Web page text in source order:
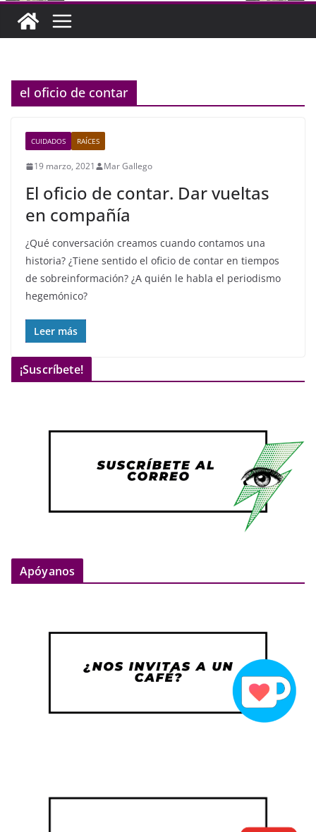
el oficio de contar
CUIDADOS RAÍCES
19 marzo, 2021 Mar Gallego
El oficio de contar. Dar vueltas
en compañía
¿Qué conversación creamos cuando contamos una
historia? ¿Tiene sentido el oficio de contar en tiempos
de sobreinformación? ¿A quién le habla el periodismo
hegemónico?
Leer más
¡Suscríbete!
Apóyanos